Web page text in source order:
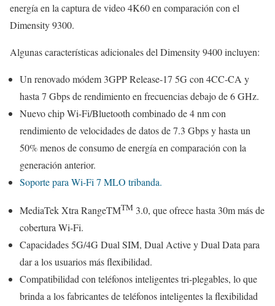
energía en la captura de video 4K60 en comparación con el
Dimensity 9300.
Algunas características adicionales del Dimensity 9400 incluyen:
Un renovado módem 3GPP Release-17 5G con 4CC-CA y
hasta 7 Gbps de rendimiento en frecuencias debajo de 6 GHz.
Nuevo chip Wi-Fi/Bluetooth combinado de 4 nm con
rendimiento de velocidades de datos de 7.3 Gbps y hasta un
50% menos de consumo de energía en comparación con la
generación anterior.
Soporte para Wi-Fi 7 MLO tribanda.
MediaTek Xtra RangeTMTM 3.0, que ofrece hasta 30m más de
cobertura Wi-Fi.
Capacidades 5G/4G Dual SIM, Dual Active y Dual Data para
dar a los usuarios más flexibilidad.
Compatibilidad con teléfonos inteligentes tri-plegables, lo que
brinda a los fabricantes de teléfonos inteligentes la flexibilidad